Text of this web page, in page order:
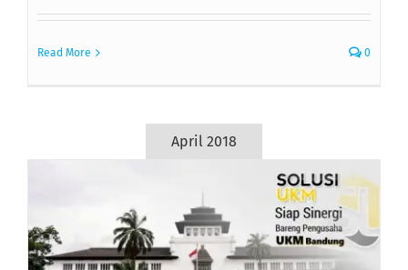
Read More 0
April 2018